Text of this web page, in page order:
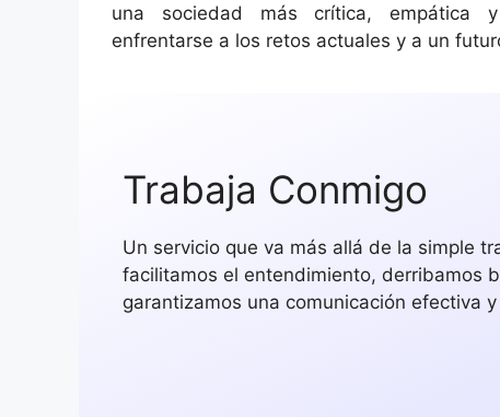
una sociedad más crítica, empática
enfrentarse a los retos actuales y a un
Trabaja Conmigo
Un servicio que va más allá de la simple
facilitamos el entendimiento, derribamos
garantizamos una comunicación efectiva